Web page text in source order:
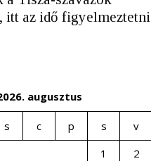
itt az idő figyelmeztetni
augusztus
s c p s
v
1
2